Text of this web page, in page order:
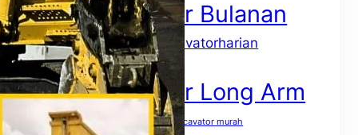
Sewa Excavator Bulanan
Sewa excavator harian
sewaexcavatorharian
Sewa Excavator Jakarta
Sewa Excavator Long Arm
Sewa excavator mini terdekat
sewa excavator murah